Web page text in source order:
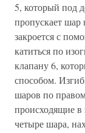
5, который под
пропускает шар
закроется с
катиться по
клапану 6,
способом.
шаров по
происходящие в
четыре шара,